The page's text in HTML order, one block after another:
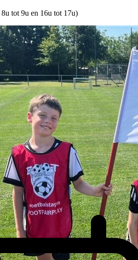
tot 9u en 16u tot 17u)